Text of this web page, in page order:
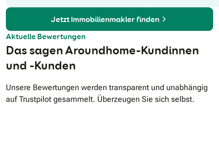
Jetzt Immobilienmakler finden
Aktuelle Bewertungen
Das sagen Aroundhome-Kundinnen
und -Kunden
Unsere Bewertungen werden transparent und unabhängig
auf Trustpilot gesammelt. Überzeugen Sie sich selbst.